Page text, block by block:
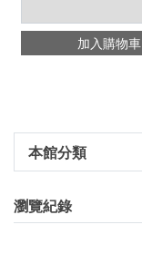
本館分類
瀏覽紀錄
加入購物車